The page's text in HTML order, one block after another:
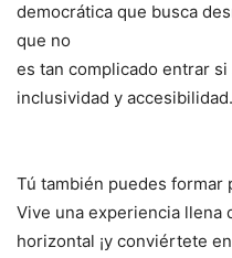
democrática que busca
que no
es tan complicado entrar
inclusividad y accesibilidad.
Tú también puedes formar
Vive una experiencia llena
horizontal ¡y conviértete